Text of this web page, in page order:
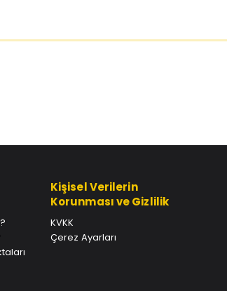
Kişisel Verilerin
Korunması ve Gizlilik
KVKK
Çerez Ayarları